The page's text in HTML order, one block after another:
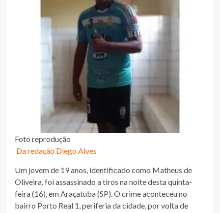
Foto reprodução
Da redação Diego Alves
Um jovem de 19 anos, identificado como Matheus de
Oliveira, foi assassinado a tiros na noite desta quinta-
feira (16), em Araçatuba (SP). O crime aconteceu no
bairro Porto Real 1, periferia da cidade, por volta de